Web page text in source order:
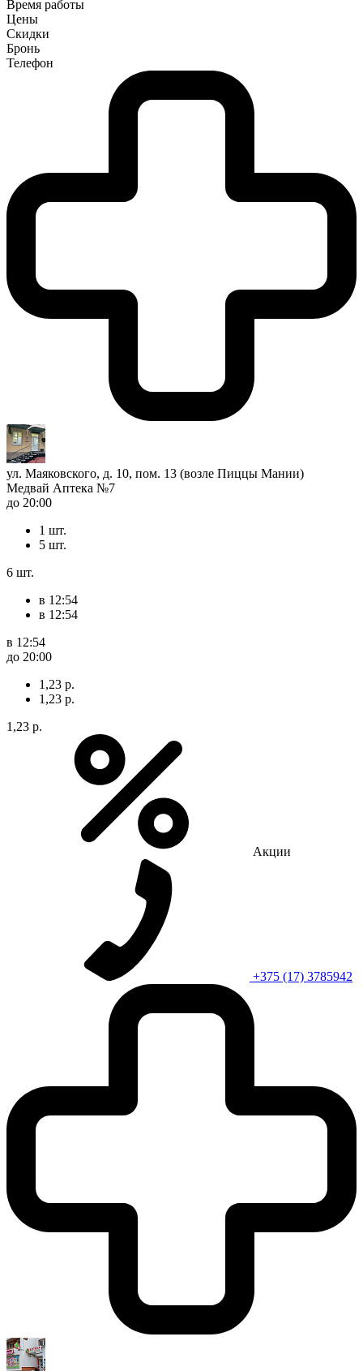
Время работы
Цены
Скидки
Бронь
Телефон
ул. Маяковского, д. 10, пом. 13 (возле Пиццы Мании)
Медвай Аптека №7
до 20:00
1 шт.
5 шт.
6 шт.
в 12:54
в 12:54
в 12:54
до 20:00
1,23 р.
1,23 р.
1,23 р.
Акции
+375 (17) 3785942